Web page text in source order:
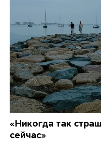
«Никогда так
сейчас»